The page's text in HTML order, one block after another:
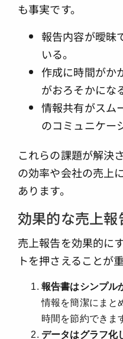
も事実です。
報告内容が曖昧
いる。
作成に時間がか
がおろそかにな
情報共有がスム
のコミュニケー
これらの課題が解決
の効率や会社の売上
あります。
効果的な売上
売上報告を効果的に
トを押さえることが
報告書はシンプル
情報を簡潔にまと
時間を節約できま
データはグラフ化